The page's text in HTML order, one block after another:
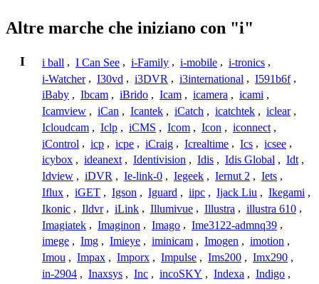
Altre marche che iniziano con "i"
I i ball , I Can See , i-Family , i-mobile , i-tronics ,
i-Watcher , I30vd , i3DVR , i3international , I591b6f ,
iBaby , Ibcam , iBrido , Icam , icamera , icami ,
Icamview , iCan , Icantek , iCatch , icatchtek , iclear ,
Icloudcam , Iclp , iCMS , Icom , Icon , iconnect ,
iControl , icp , icpe , iCraig , Icrealtime , Ics , icsee ,
icybox , ideanext , Identivision , Idis , Idis Global , Idt ,
Idview , iDVR , Ie-link-0 , Iegeek , Iernut 2 , Iets ,
Iflux , iGET , Igson , Iguard , iipc , Ijack Liu , Ikegami ,
Ikonic , Ildvr , iLink , Illumivue , Illustra , illustra 610 ,
Imagiatek , Imaginon , Imago , Ime3122-admnq39 ,
imege , Img , Imieye , iminicam , Imogen , imotion ,
Imou , Impax , Imporx , Impulse , Ims200 , Imx290 ,
in-2904 , Inaxsys , Inc , incoSKY , Indexa , Indigo ,